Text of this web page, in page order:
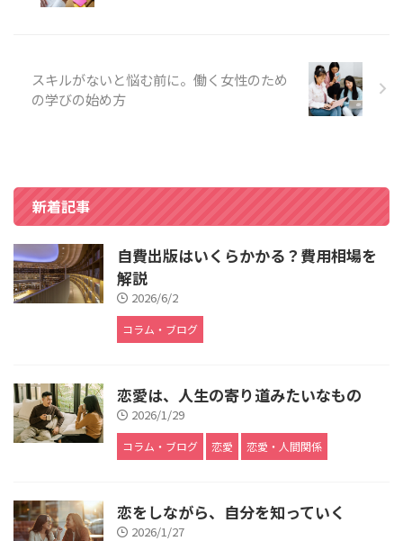
スキルがないと悩む前に。働く女性のため
の学びの始め方
新着記事
自費出版はいくらかかる？費用相場を
解説
2026/6/2
コラム・ブログ
恋愛は、人生の寄り道みたいなもの
2026/1/29
コラム・ブログ 恋愛 恋愛・人間関係
恋をしながら、自分を知っていく
2026/1/27